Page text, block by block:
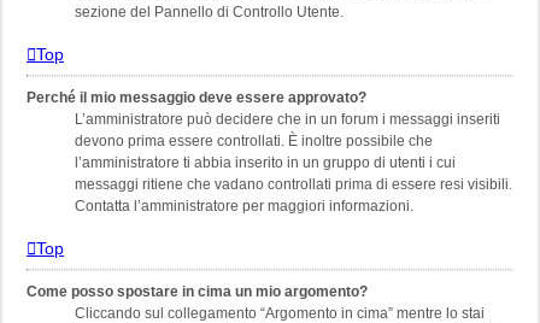
sezione del Pannello di Controllo Utente.
Top
Perché il mio messaggio deve essere approvato?
L’amministratore può decidere che in un forum i messaggi inseriti
devono prima essere controllati. È inoltre possibile che
l’amministratore ti abbia inserito in un gruppo di utenti i cui
messaggi ritiene che vadano controllati prima di essere resi visibili.
Contatta l’amministratore per maggiori informazioni.
Top
Come posso spostare in cima un mio argomento?
Cliccando sul collegamento “Argomento in cima” mentre lo stai